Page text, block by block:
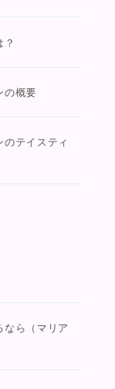
？
の概要
テイスティ
なら（マリア